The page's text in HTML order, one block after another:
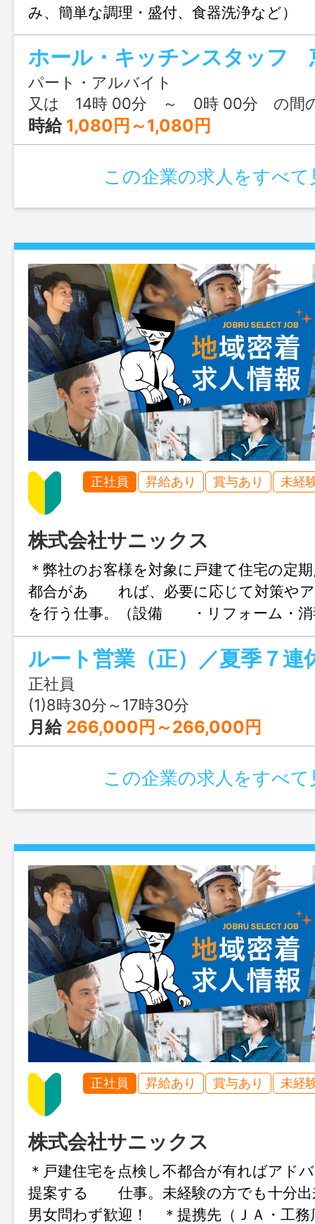
み、簡単な調理・盛付、食器洗浄など
助のいずれかをメインで担当していただ
てもう一方のお手伝いもお願いいたし
ただいたお客様がくつろぎ楽しめ、また
けるようなおもてなしを心掛けていま
ダーなどＤＸ化で利便性向上や効率化を
す ・変更範囲：変更なし
パート・アルバイト
又は 14時 00分 ～ 0時 00分 の間
時給 1,080円～1,080円
この企業の求人をすべて
正社員 昇給あり 賞与あり 未経
株式会社サニックス
＊弊社のお客様を対象に戸建て住宅の定
都合があ れば、必要に応じて対策や
を行う仕事。（設備 ・リフォーム・消
方でも十分できる仕事です。 ※工事は
員が行います ＊２０代～５０代の社員活
率も良好です ＊入社後は新入社員研修
の方でもしっかり知識を 身に付ける
ォロー体制も整っています ＊研修後、
場同行から始まり、自信がつくまで 丁
します（設備・リフォーム・消毒等の
与：歩合給含め３５万～４５万の支給も
※職場見学可能！＊男女問わず歓迎！ 「
正社員
(1)8時30分～17時30分
月給 266,000円～266,000円
この企業の求人をすべて
正社員 昇給あり 賞与あり 未経
株式会社サニックス
＊戸建住宅を点検し不都合が有ればアド
提案する 仕事。未経験の方でも十分出
男女問わず歓迎！ ＊提携先（ＪＡ・工務